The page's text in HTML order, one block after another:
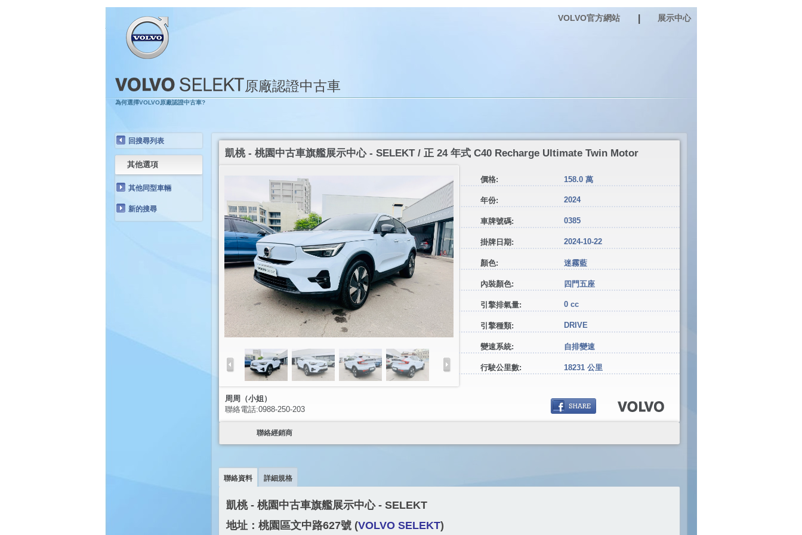
展示中心
VOLVO官方網站
原廠認證中古車
為何選擇VOLVO原廠認證中古車?
回搜尋列表
其他選項
其他同型車輛
新的搜尋
凱桃 - 桃園中古車旗艦展示中心 - SELEKT / 正 24 年式 C40 Recharge Ultimate Twin Motor
價格: 158.0 萬
年份: 2024
車牌號碼: 0385
掛牌日期: 2024-10-22
顏色: 迷霧藍
內裝顏色: 四門五座
引擎排氣量: 0 cc
引擎種類: DRIVE
變速系統: 自排變速
行駛公里數: 18231 公里
周周（小姐）
聯絡電話:0988-250-203
聯絡經銷商
聯絡資料 詳細規格
凱桃 - 桃園中古車旗艦展示中心 - SELEKT
地址：桃園區文中路627號 (VOLVO SELEKT)